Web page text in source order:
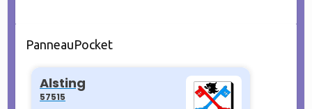
PanneauPocket